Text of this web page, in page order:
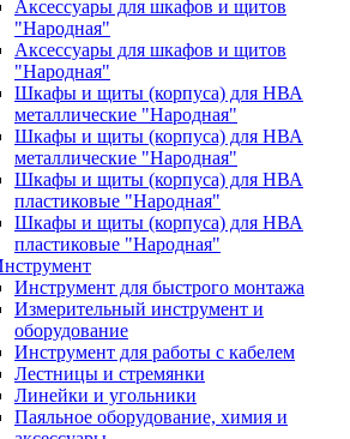
Аксессуары для шкафов и щитов
"Народная"
Аксессуары для шкафов и щитов
"Народная"
Шкафы и щиты (корпуса) для НВА
металлические "Народная"
Шкафы и щиты (корпуса) для НВА
металлические "Народная"
Шкафы и щиты (корпуса) для НВА
пластиковые "Народная"
Шкафы и щиты (корпуса) для НВА
пластиковые "Народная"
Инструмент для быстрого монтажа
Измерительный инструмент и
оборудование
Инструмент для работы с кабелем
Лестницы и стремянки
Линейки и угольники
Паяльное оборудование, химия и